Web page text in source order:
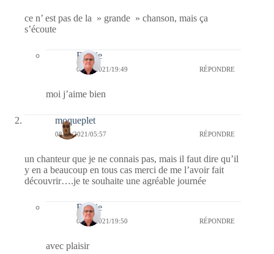
ce n’ est pas de la » grande » chanson, mais ça
s’écoute
Bernie
08/11/2021/19:49 RÉPONDRE
moi j’aime bien
moqueplet
08/11/2021/05:57 RÉPONDRE
un chanteur que je ne connais pas, mais il faut dire qu’il
y en a beaucoup en tous cas merci de me l’avoir fait
découvrir….je te souhaite une agréable journée
Bernie
08/11/2021/19:50 RÉPONDRE
avec plaisir